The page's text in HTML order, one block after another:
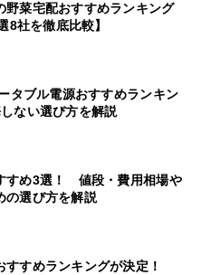
野菜宅配おすすめランキング
8社を徹底比較】
タブル電源おすすめランキン
ない選び方を解説
すめ3選！ 値段・費用相場や
の選び方を解説
すすめランキングが決定！